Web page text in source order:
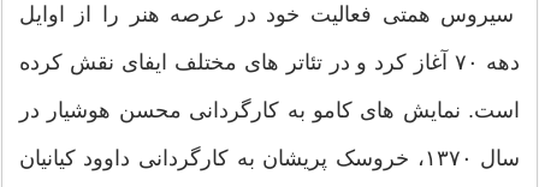
سیروس همتی فعالیت خود در عرصه هنر را از اوایل
دهه ۷۰ آغاز کرد و در تئاتر های مختلف ایفای نقش کرده
است. نمایش های کامو به کارگردانی محسن هوشیار در
سال ۱۳۷۰، خروسک پریشان به کارگردانی داوود کیانیان